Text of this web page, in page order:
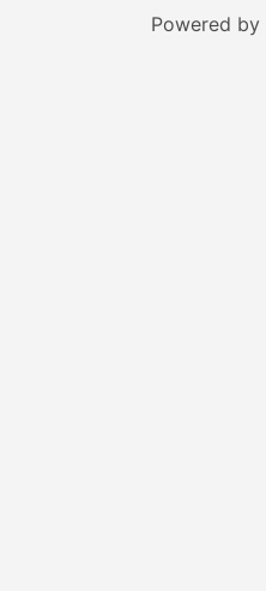
Powered by